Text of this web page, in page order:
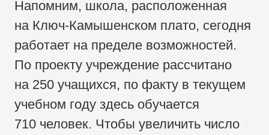
Напомним, школа, расположенная
на Ключ-Камышенском плато, сегодня
работает на пределе возможностей.
По проекту учреждение рассчитано
на 250 учащихся, по факту в текущем
учебном году здесь обучается
710 человек. Чтобы увеличить число